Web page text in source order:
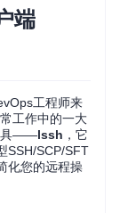
端
工程师来
工作中的一大
具——lssh ，它
SSH/SCP/SFT
化您的远程操